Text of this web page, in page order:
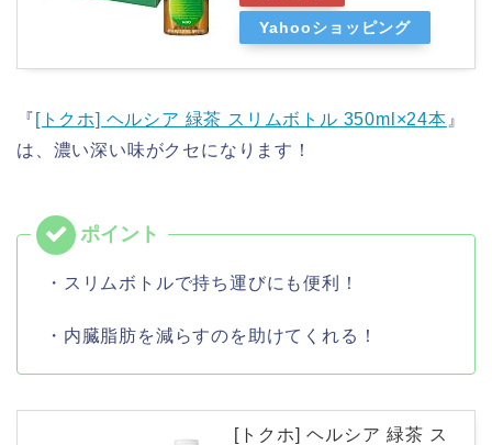
Yahooショッピング
『 [トクホ] ヘルシア 緑茶 スリムボトル 350ml×24本 』
は、濃い深い味がクセになります！
・スリムボトルで持ち運びにも便利！
・内臓脂肪を減らすのを助けてくれる！
[トクホ] ヘルシア 緑茶 ス